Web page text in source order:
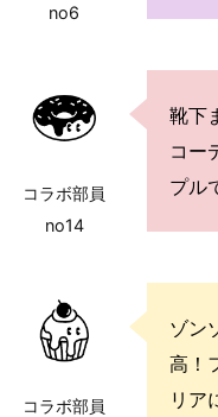
no6
コラボ部員
no14
靴下
コー
プル
コラボ部員
ゾン
高！
リア